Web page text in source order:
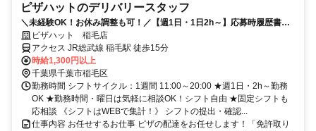
ピザハットのデリバリースタッフ
＼未経験OK！お休み調整も可！／【週1日・1日2h～】応募時履歴書不
要！ピザハット 稲毛店
アクセス JR総武線 稲毛駅 徒歩15分
時給1,300円以上
千葉県千葉市稲毛区
勤務時間 シフトサイクル：1週間 11:00～20:00 ★週1日・2h～勤務
OK ★勤務時間・曜日は気軽に相談OK！シフト自由 ★固定シフトも
応相談 《シフトはWEBで集計！》 シフトの提出・確認...
仕事内容 お任せするお仕事 ピザの配達をお任せします！「免許取り